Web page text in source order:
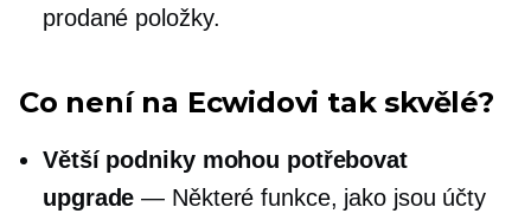
prodané položky.
Co není na Ecwidovi tak skvělé?
Větší podniky mohou potřebovat
upgrade — Některé funkce, jako jsou účty